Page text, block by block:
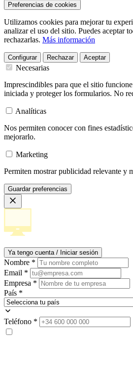
Preferencias de cookies
Utilizamos cookies para mejorar tu
analizar el uso del sitio. Puedes aceptar
rechazarlas. Más información
Configurar Rechazar Aceptar
Necesarias
Imprescindibles para que el sitio
iniciada y proteger los formularios. No
Analíticas
Nos permiten conocer con fines
mejorarlo.
Marketing
Permiten mostrar publicidad relevante y
Guardar preferencias
Ya tengo cuenta / Iniciar sesión
Nombre *
Email *
Empresa *
País *
Teléfono *